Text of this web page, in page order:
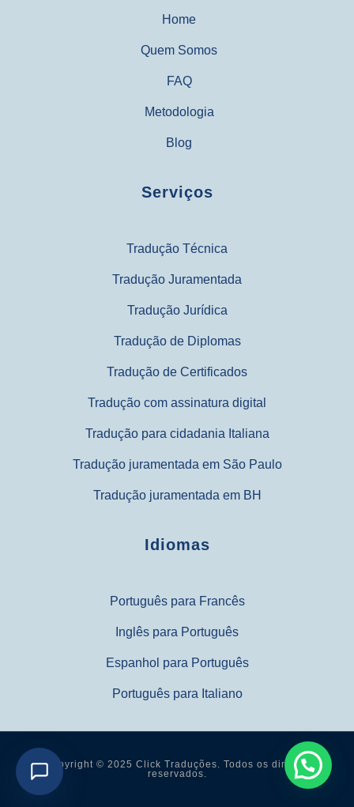
Home
Quem Somos
FAQ
Metodologia
Blog
Serviços
Tradução Técnica
Tradução Juramentada
Tradução Jurídica
Tradução de Diplomas
Tradução de Certificados
Tradução com assinatura digital
Tradução para cidadania Italiana
Tradução juramentada em São Paulo
Tradução juramentada em BH
Idiomas
Português para Francês
Inglês para Português
Espanhol para Português
Português para Italiano
Copyright © 2025 Click Traduções. Todos os direitos
reservados.